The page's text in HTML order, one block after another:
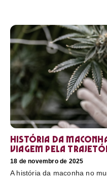
História da
viagem pela
18 de novembro de 2025
A história da maconha no